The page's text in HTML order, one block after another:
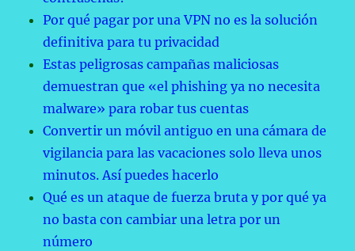
Por qué pagar por una VPN no es la solución
definitiva para tu privacidad
Estas peligrosas campañas maliciosas
demuestran que «el phishing ya no necesita
malware» para robar tus cuentas
Convertir un móvil antiguo en una cámara de
vigilancia para las vacaciones solo lleva unos
minutos. Así puedes hacerlo
Qué es un ataque de fuerza bruta y por qué ya
no basta con cambiar una letra por un
número